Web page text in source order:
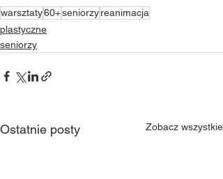
warsztaty60+seniorzyreanimacja
plastyczne
seniorzy
Ostatnie posty Zobacz wszystkie